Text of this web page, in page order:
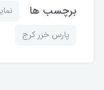
برچسب ها
پارس خزر کرج